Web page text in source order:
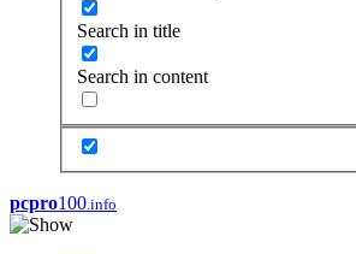
Search in title
Search in content
pcpro100.info